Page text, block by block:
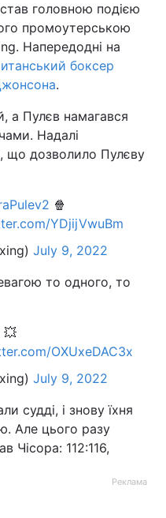
головною подією
промоутерською
Напередодні на
боксер
.
а Пулєв намагався
Надалі
що дозволило Пулєву
🍿
YDjijVwuBm
July 9, 2022
то одного, то
💥
OXUxeDAC3x
July 9, 2022
судді, і знову їхня
Але цього разу
Чісора: 112:116,
Реклама